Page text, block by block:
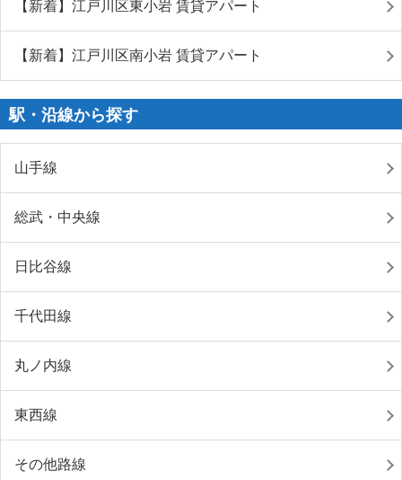
【新着】江戸川区東小岩 賃貸アパート
【新着】江戸川区南小岩 賃貸アパート
駅・沿線から探す
山手線
総武・中央線
日比谷線
千代田線
丸ノ内線
東西線
その他路線